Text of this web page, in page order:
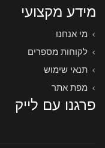
מידע מקצועי
מי אנחנו
לקוחות מספרים
תנאי שימוש
מפת אתר
פרגנו עם לייק